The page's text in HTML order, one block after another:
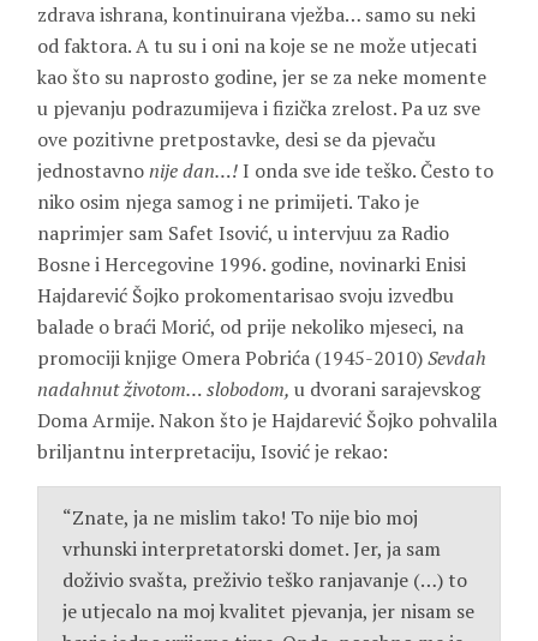
zdrava ishrana, kontinuirana vježba… samo su neki
od faktora. A tu su i oni na koje se ne može utjecati
kao što su naprosto godine, jer se za neke momente
u pjevanju podrazumijeva i fizička zrelost. Pa uz sve
ove pozitivne pretpostavke, desi se da pjevaču
jednostavnonije dan…!I onda sve ide teško. Često to
niko osim njega samog i ne primijeti. Tako je
naprimjer sam Safet Isović, u intervjuu za Radio
Bosne i Hercegovine 1996. godine, novinarki Enisi
Hajdarević Šojko prokomentarisao svoju izvedbu
balade o braći Morić, od prije nekoliko mjeseci, na
promociji knjige Omera Pobrića (1945-2010)Sevdah
nadahnut životom… slobodom, u dvorani sarajevskog
Doma Armije. Nakon što je Hajdarević Šojko pohvalila
briljantnu interpretaciju, Isović je rekao:
“Znate, ja ne mislim tako! To nije bio moj
vrhunski interpretatorski domet. Jer, ja sam
doživio svašta, preživio teško ranjavanje (…) to
je utjecalo na moj kvalitet pjevanja, jer nisam se